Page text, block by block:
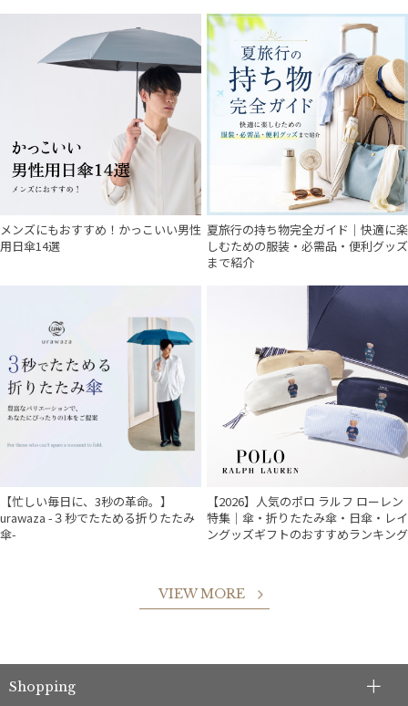
件
メンズにもおすすめ！かっこいい男性
用日傘14選
夏旅行の持ち物完全ガイド｜快適に楽
しむための服装・必需品・便利グッズ
まで紹介
【忙しい毎日に、3秒の革命。】
urawaza -３秒でたためる折りたたみ
傘-
【2026】人気のポロ ラルフ ローレン
特集｜傘・折りたたみ傘・日傘・レイ
ングッズギフトのおすすめランキング
VIEW MORE
Shopping